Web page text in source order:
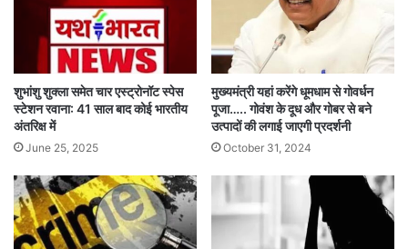
शुभांशु शुक्ला समेत चार एस्ट्रोनॉट स्पेस
स्टेशन रवाना: 41 साल बाद कोई भारतीय
अंतरिक्ष में
June 25, 2025
मुख्यमंत्री यहां करेंगे धूमधाम से गोवर्धन
पूजा….. गोवंश के दूध और गोबर से बने
उत्पादों की लगाई जाएगी प्रदर्शनी
October 31, 2024